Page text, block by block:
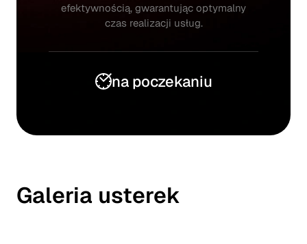
efektywnością, gwarantując optymalny
czas realizacji usług.
na poczekaniu
Galeria usterek